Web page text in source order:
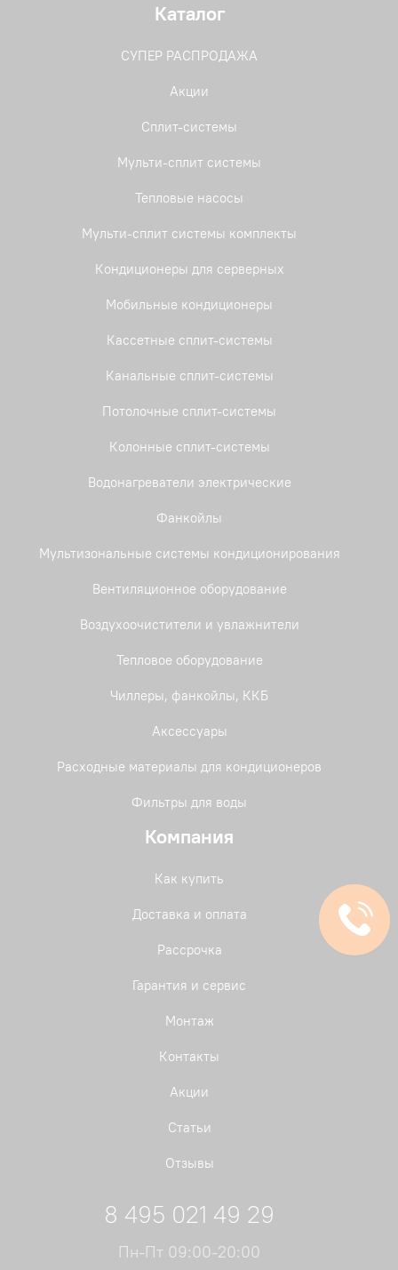
Каталог
СУПЕР РАСПРОДАЖА
Акции
Сплит-системы
Мульти-сплит системы
Тепловые насосы
Мульти-сплит системы комплекты
Кондиционеры для серверных
Мобильные кондиционеры
Кассетные сплит-системы
Канальные сплит-системы
Потолочные сплит-системы
Колонные сплит-системы
Водонагреватели электрические
Фанкойлы
Мультизональные системы кондиционирования
Вентиляционное оборудование
Воздухоочистители и увлажнители
Тепловое оборудование
Чиллеры, фанкойлы, ККБ
Аксессуары
Расходные материалы для кондиционеров
Фильтры для воды
Компания
Как купить
Доставка и оплата
Рассрочка
Гарантия и сервис
Монтаж
Контакты
Акции
Статьи
Отзывы
8 495 021 49 29
Пн-Пт 09:00-20:00